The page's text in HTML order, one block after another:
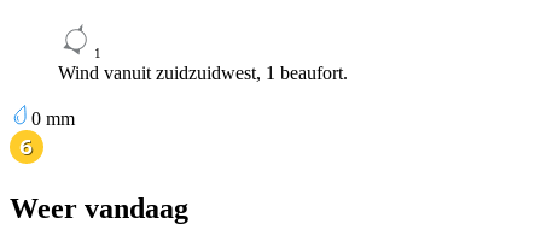
1
Wind vanuit zuidzuidwest, 1 beaufort.
0 mm
Weer vandaag